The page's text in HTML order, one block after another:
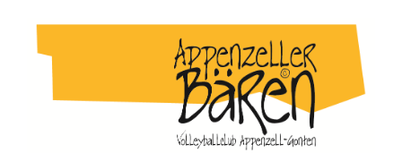
content